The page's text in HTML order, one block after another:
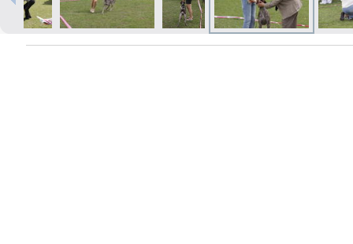
Izdrukas 1h laikā Rīgā – pasūtiet